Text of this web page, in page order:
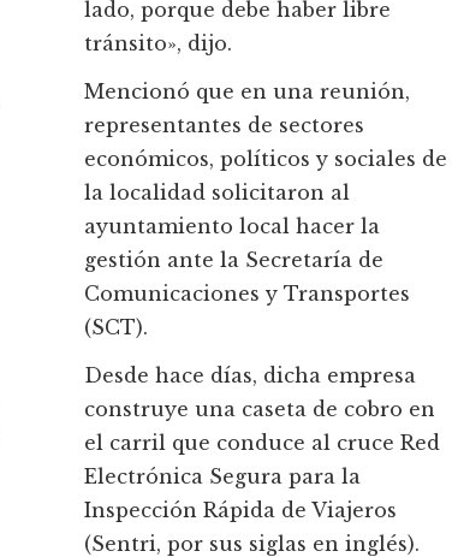
lado, porque debe haber libre
tránsito», dijo.
Mencionó que en una reunión,
representantes de sectores
económicos, políticos y sociales de
la localidad solicitaron al
ayuntamiento local hacer la
gestión ante la Secretaría de
Comunicaciones y Transportes
(SCT).
Desde hace días, dicha empresa
construye una caseta de cobro en
el carril que conduce al cruce Red
Electrónica Segura para la
Inspección Rápida de Viajeros
(Sentri, por sus siglas en inglés).